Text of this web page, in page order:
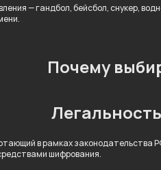
— гандбол, бейсбол, снукер,
Почему
в рамках
шифрования.